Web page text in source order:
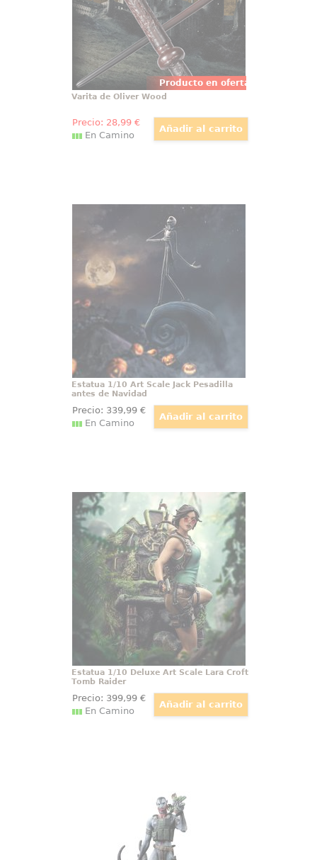
Producto en oferta
Varita de Oliver Wood
Precio: 28,99€
En Camino
Estatua 1/10 Art Scale Jack Pesadilla
antes de Navidad
Jack Skellington: Estatua Art Scale
1/10 de Pesadilla Antes de
Navidad. El Rey Calabaza cobra
vida en esta fascinante estatua de
resina, diseñada para capturar
toda la esencia
Estatua 1/10 Art Scale Jack Pesadilla
antes de Navidad
Precio: 339,99€
En Camino
Estatua 1/10 Deluxe Art Scale Lara
Croft Tomb Raider
Lara Croft: Estatua Deluxe Art
Scale 1/10 de Tomb Raider.
Embárcate en una emocionante
aventura con esta estatua de
colección de Lara Croft, que
captura a la icónica heroína en su
máxima expresión de valentía y
destreza.
Estatua 1/10 Deluxe Art Scale Lara Croft
Tomb Raider
Precio: 399,99€
En Camino
Quaritch Avatar 3: Fire and Ash
Nacida del corazón del universo
Avatar, esta estatua Art Scale 1/10
de Miles Quaritch impone desde el
primer vistazo una presencia
dominante, cargada de tensión